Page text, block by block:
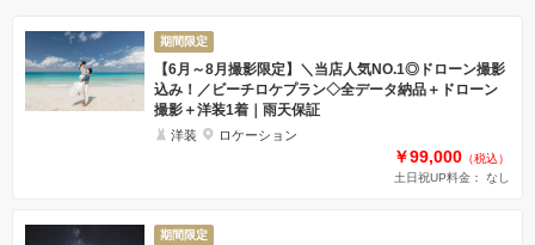
期間限定
【6月～8月撮影限定】＼当店人気NO.1◎ドローン撮影
込み！／ビーチロケプラン◇全データ納品＋ドローン
撮影＋洋装1着｜雨天保証
洋装 ロケーション
￥99,000 （税込）
土日祝UP料金： なし
期間限定